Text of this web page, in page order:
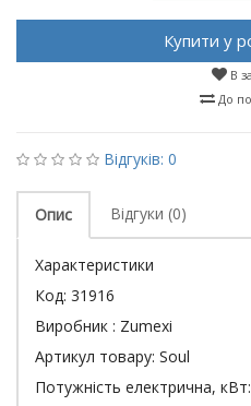
Купити у
В
До
Відгуків: 0
Опис Відгуки (0)
Характеристики
Код: 31916
Виробник : Zumexi
Артикул товару: Soul
Потужність електрична,